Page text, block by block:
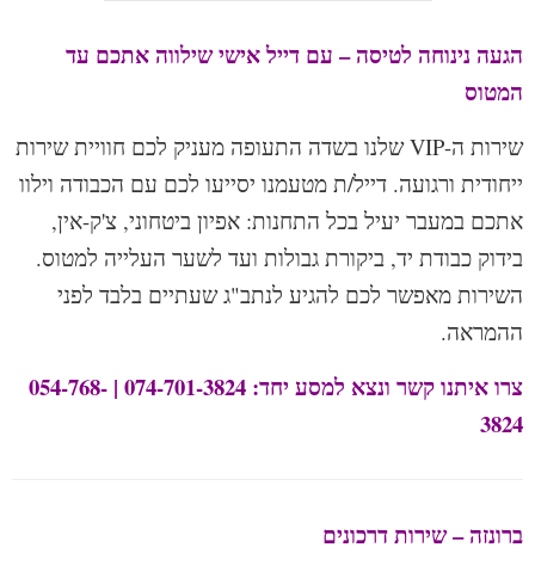
הגעה נינוחה לטיסה – עם דייל אישי שילווה אתכם עד
המטוס
שירות ה-VIP שלנו בשדה התעופה מעניק לכם חוויית שירות
ייחודית ורגועה. דייל/ת מטעמנו יסייעו לכם עם הכבודה וילוו
אתכם במעבר יעיל בכל התחנות: אפיון ביטחוני, צ'ק-אין,
בידוק כבודת יד, ביקורת גבולות ועד לשער העלייה למטוס.
השירות מאפשר לכם להגיע לנתב"ג שעתיים בלבד לפני
ההמראה.
צרו איתנו קשר ונצא למסע יחד: 074-701-3824 | 054-768-
3824
ברונזה – שירות דרכונים